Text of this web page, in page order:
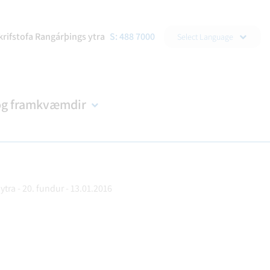
framkvæmdir
Rangárþings ytra S: 488 7000 Select Language
- 20. fundur - 13.01.2016